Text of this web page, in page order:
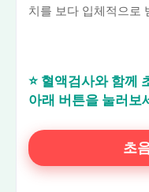
치를 보다 입체적으로
⭐ 혈액검사와 함께
아래 버튼을 눌러보
초